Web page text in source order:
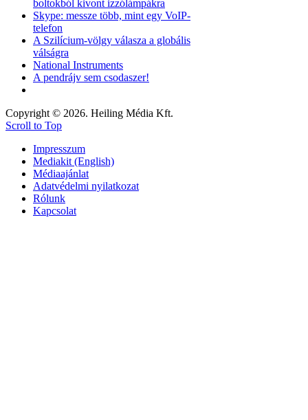
boltokból kivont izzólámpákra
Skype: messze több, mint egy VoIP-
telefon
A Szilícium-völgy válasza a globális
válságra
National Instruments
A pendrájv sem csodaszer!
Copyright © 2026. Heiling Média Kft.
Scroll to Top
Impresszum
Mediakit (English)
Médiaajánlat
Adatvédelmi nyilatkozat
Rólunk
Kapcsolat